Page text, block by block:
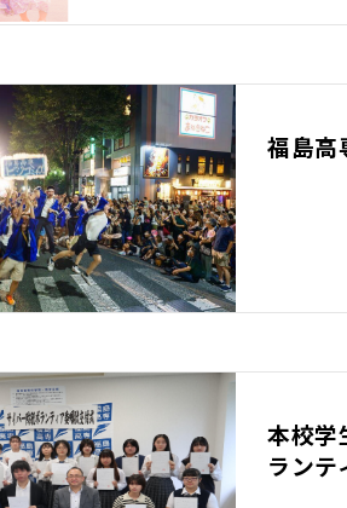
福島高
本校学
ランテ